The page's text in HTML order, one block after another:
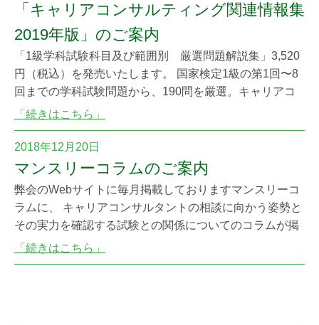
「キャリアコンサルティング関連情報集
2019年版」のご案内
「1級学科試験科目及び範囲別 厳選問題解説集」3,520
円（税込）を発売いたします。 国家検定1級の第1回〜8
回までの学科試験問題から、190問を厳選。キャリアコ
ンサルタントとして特に押さえておくべき知識をきちん
はもちろん、キャリアコンサルタントの皆さまにもぜひ
ご活用いただきたい1冊です。 購入ご希望の方は、協議
会ホームページよりお願いいたします。
「続きはこちら」
2018年12月20日
マンスリーコラムのご案内
弊会のWebサイトに毎月掲載しておりますマンスリーコ
ラムに、 キャリアコンサルタントの相談に向かう姿勢と
その実力を確認する試験との関係についてのコラムが掲
載されました。 是非ご一読ください。
「続きはこちら」